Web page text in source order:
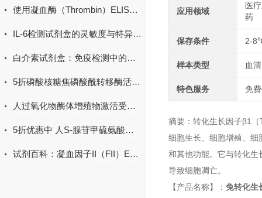
使用凝血酶（Thrombin）ELISA试剂盒时，需要注意哪些关键步骤？
IL-6检测试剂盒的灵敏度与特异性分析
白介素试剂盒：免疫检测中的关键工具
5折磷酸核糖焦磷酸酰转移酶活性检测试剂盒
人过氧化物酶体增殖物激活受体γ辅激活子1α（PGC-1α）订购
5折优惠中 人S-腺苷甲硫氨酸（SAM）ELISA试剂盒
试剂百科：凝血因子II（FII）ELISA试剂盒用途、特点、操作注意事项
应用领域
医
药
保存条件 2-
样本类型 血
特色服务 免
摘要：转化生长因子β1
细胞生长、细胞增殖、
和其他功能。它与转化
导致细胞凋亡。
【产品名称】： 兔转化生